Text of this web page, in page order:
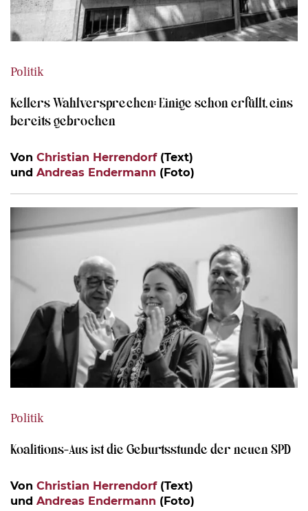
Politik
Kellers Wahlversprechen: Einige schon erfüllt, eins
bereits gebrochen
Von Christian Herrendorf(Text)
und Andreas Endermann (Foto)
Politik
Koalitions-Aus ist die Geburtsstunde der neuen SPD
Von Christian Herrendorf(Text)
und Andreas Endermann (Foto)